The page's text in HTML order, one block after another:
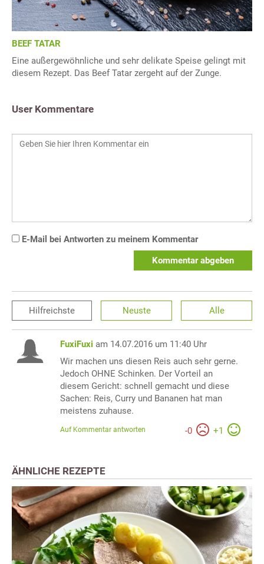
BEEF TATAR
Eine außergewöhnliche und sehr delikate Speise gelingt mit
diesem Rezept. Das Beef Tatar zergeht auf der Zunge.
User Kommentare
E-Mail bei Antworten zu meinem Kommentar
Kommentar abgeben
Hilfreichste Neuste Alle
FuxiFuxi am 14.07.2016 um 11:40 Uhr
Wir machen uns diesen Reis auch sehr gerne.
Jedoch OHNE Schinken. Der Vorteil an
diesem Gericht: schnell gemacht und diese
Sachen: Reis, Curry und Bananen hat man
meistens zuhause.
-0 +1
Auf Kommentar antworten
ÄHNLICHE REZEPTE